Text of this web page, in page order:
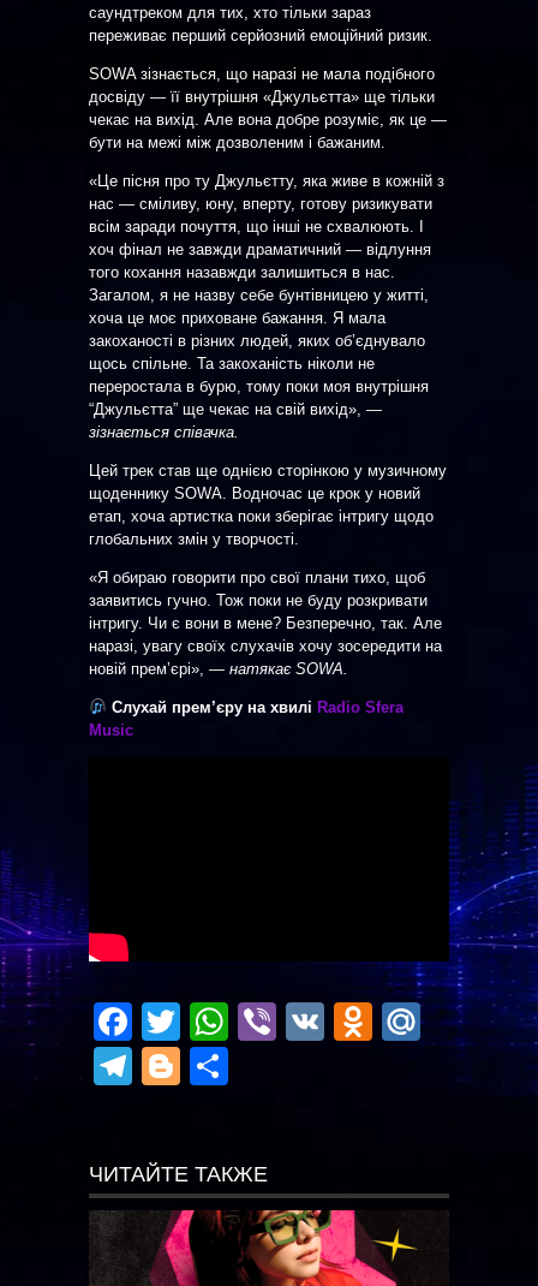
саундтреком для тих, хто тільки зараз
переживає перший серйозний емоційний ризик.
SOWA зізнається, що наразі не мала подібного
досвіду — її внутрішня «Джульєтта» ще тільки
чекає на вихід. Але вона добре розуміє, як це —
бути на межі між дозволеним і бажаним.
«Це пісня про ту Джульєтту, яка живе в кожній з
нас — сміливу, юну, вперту, готову ризикувати
всім заради почуття, що інші не схвалюють. І
хоч фінал не завжди драматичний — відлуння
того кохання назавжди залишиться в нас.
Загалом, я не назву себе бунтівницею у житті,
хоча це моє приховане бажання. Я мала
закоханості в різних людей, яких об’єднувало
щось спільне. Та закоханість ніколи не
переростала в бурю, тому поки моя внутрішня
“Джульєтта” ще чекає на свій вихід», —
зізнається співачка.
Цей трек став ще однією сторінкою у музичному
щоденнику SOWA. Водночас це крок у новий
етап, хоча артистка поки зберігає інтригу щодо
глобальних змін у творчості.
«Я обираю говорити про свої плани тихо, щоб
заявитись гучно. Тож поки не буду розкривати
інтригу. Чи є вони в мене? Безперечно, так. Але
наразі, увагу своїх слухачів хочу зосередити на
новій премʼєрі», — натякає SOWA.
Слухай прем’єру на хвилі Radio Sfera
Music
Facebook
TwitterWhatsApp
Viber
VK
Telegram
Blogger
ЧИТАЙТЕ ТАКЖЕ